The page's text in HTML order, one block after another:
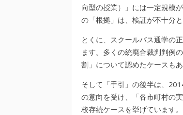
向型の授業）」には一定規模
の「根拠」は、検証が不十分
とくに、スクールバス通学の
ます。多くの統廃合裁判判例
割」について認めたケースも
そして「手引」の後半は、
の意向を受け、「各市町村の
校存続ケースを挙げています